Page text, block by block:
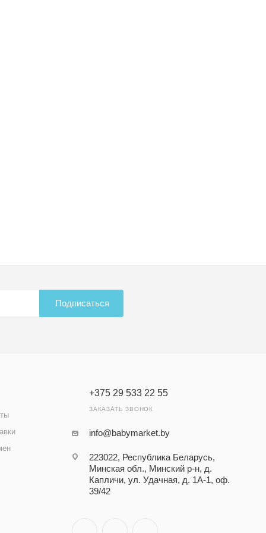
Подписаться
+375 29 533 22 55
ЗАКАЗАТЬ ЗВОНОК
info@babymarket.by
223022, Республика Беларусь,
Минская обл., Минский р-н, д.
Капличи, ул. Удачная, д. 1А-1, оф.
39/42